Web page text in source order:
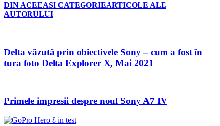
DIN ACEEASI CATEGORIEARTICOLE ALE
AUTORULUI
Delta văzută prin obiectivele Sony – cum a fost în
tura foto Delta Explorer X, Mai 2021
Primele impresii despre noul Sony A7 IV